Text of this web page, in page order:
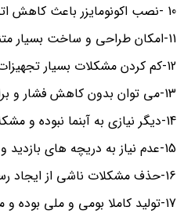
10 -نصب اکونومایزر باعث کاهش اتلاف دما و ذخیره انرژی خارج شده از اگزوز شده است
11-امکان طراحی و ساخت بسیار متنوع از جهت آیتم های اصلی یا طراحی در شکل و یا در کیفیت و نوع بخار
12-کم کردن مشکلات بسیار تجهیزات کنترلی لول آب با حذف آن
13-می توان بدون کاهش فشار و براحتی، بخار را طریق افزایش فشار کاری دیگ بخار فوری به فواصل دور در محل مصرف بخار فرستاد.
14-دیگر نیازی به آبنما نبوده و مشکلات ناشی از خرابی و شکستن آبنما کم می شود
15-عدم نیاز به دریچه های بازدید و بازرسی خطرناک و مشکل آفرین بر روی بدنه دیگ
16-حذف مشکلات ناشی از ایجاد رسوب دوده و تمیزکاری دوره ای در لوله های دیگ
17-تولید کاملا بومی و ملی بوده و می توان براحتی به کلیه قطعات و تجهیزات مورد استفاده در طراحی و ساخت دستگاه دست پیدا کرد